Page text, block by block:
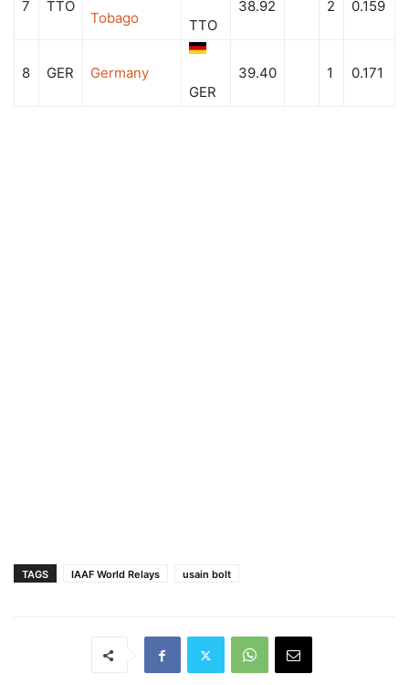
7 TTO
Tobago
TTO
38.92 2 0.159
8 GER
Germany
GER
39.40 1 0.171
TAGS IAAF World Relays usain bolt